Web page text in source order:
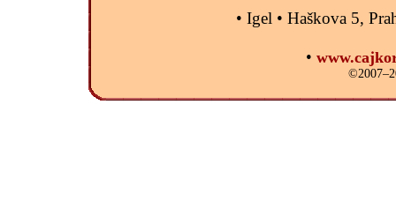
• Igel • Haškova 5,
•